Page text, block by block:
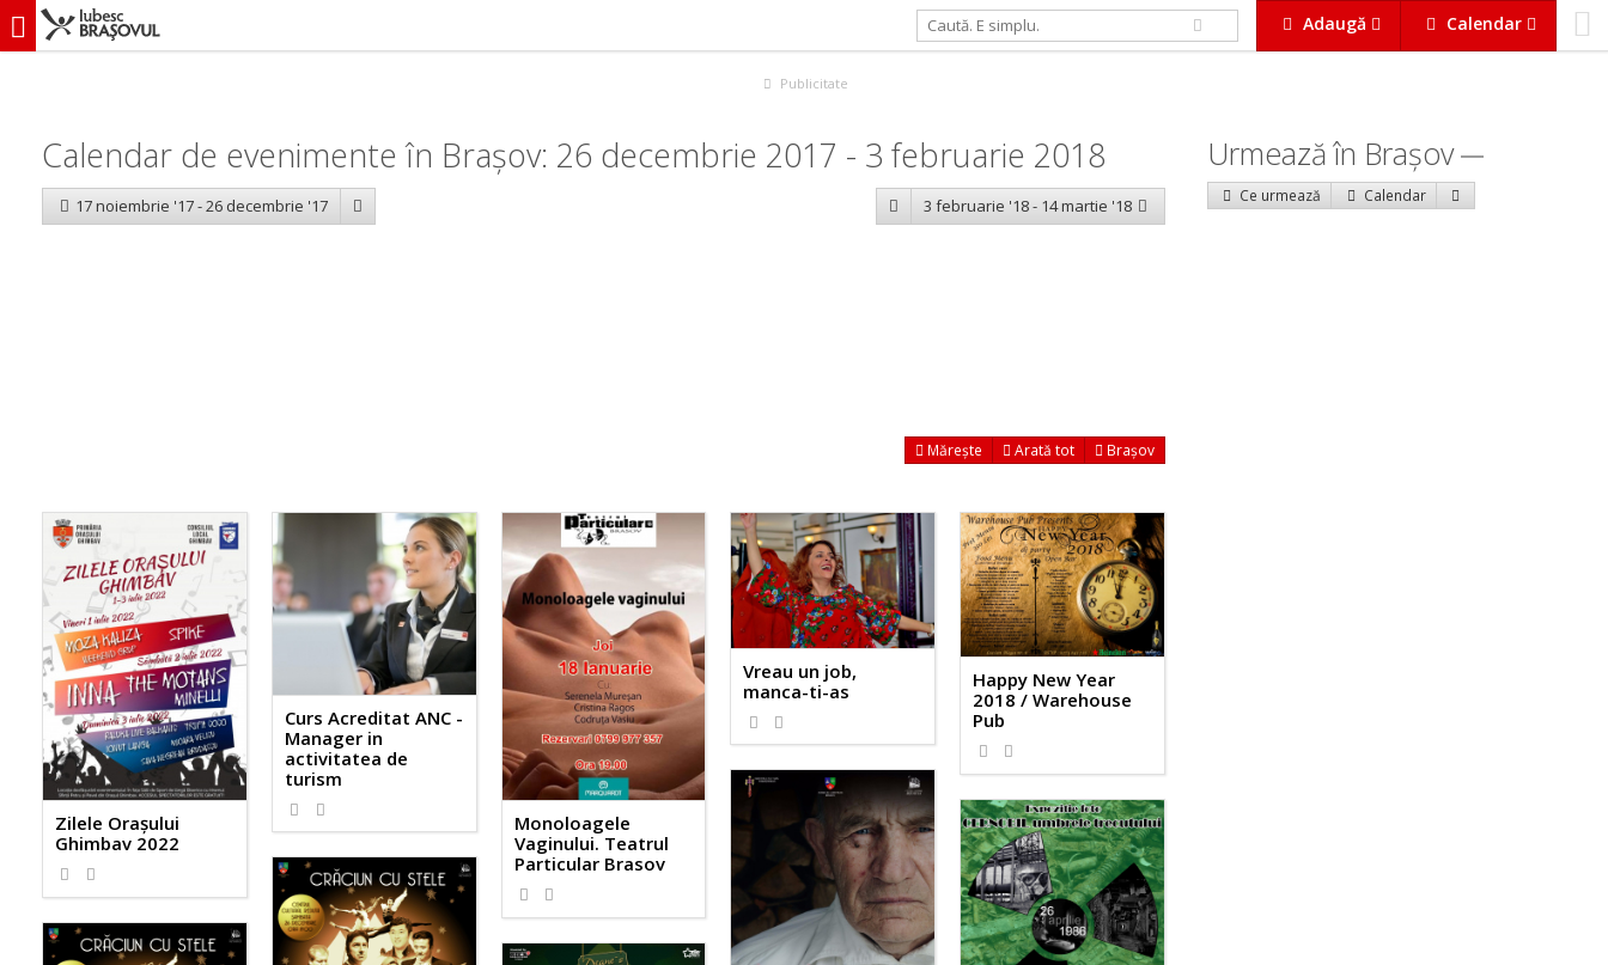
Adaugă Calendar
iubescbraşovul.ro
Publicitate
Calendar de evenimente în Brașov: 26 decembrie 2017 - 3 februarie 2018
17 noiembrie '17 - 26 decembrie '17 3 februarie '18 - 14 martie '18
Mărește Arată tot Brașov
Zilele Orașului
Ghimbav 2022
Curs Acreditat ANC -
Manager in
activitatea de
turism
Monoloagele
Vaginului. Teatrul
Particular Brasov
Vreau un job,
manca-ti-as
Happy New Year
2018 / Warehouse
Pub
Urmează în Braşov
Ce urmează Calendar